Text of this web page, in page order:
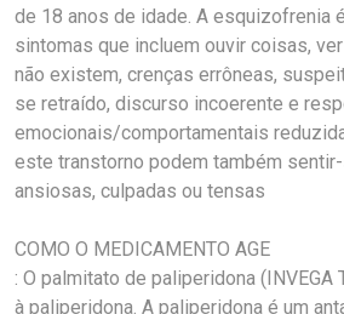
de 18 anos de idade. A esquizofrenia
sintomas que incluem ouvir coisas,
não existem, crenças errôneas,
se retraído, discurso incoerente e
emocionais/comportamentais
este transtorno podem também
ansiosas, culpadas ou tensas
COMO O MEDICAMENTO AGE
: O palmitato de paliperidona (INVEGA
à paliperidona. A paliperidona é um